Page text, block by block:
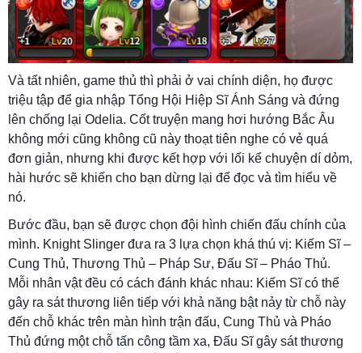
Và tất nhiên, game thủ thì phải ở vai chính diện, họ được
triệu tập để gia nhập Tổng Hội Hiệp Sĩ Ánh Sáng và đứng
lên chống lại Odelia. Cốt truyện mang hơi hướng Bắc Âu
không mới cũng không cũ này thoạt tiên nghe có vẻ quá
đơn giản, nhưng khi được kết hợp với lối kể chuyện dí dỏm,
hài hước sẽ khiến cho bạn dừng lại để đọc và tìm hiểu về
nó.
Bước đầu, bạn sẽ được chọn đội hình chiến đấu chính của
mình. Knight Slinger đưa ra 3 lựa chọn khá thú vị: Kiếm Sĩ –
Cung Thủ, Thương Thủ – Pháp Sư, Đấu Sĩ – Pháo Thủ.
Mỗi nhân vật đều có cách đánh khác nhau: Kiếm Sĩ có thể
gây ra sát thương liên tiếp với khả năng bật nảy từ chỗ này
đến chỗ khác trên màn hình trận đấu, Cung Thủ và Pháo
Thủ đứng một chỗ tấn công tầm xa, Đấu Sĩ gây sát thương